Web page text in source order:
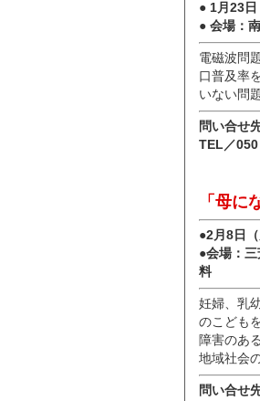
● 1月23
● 会場：
電磁波問
口普及率
いない問
問い合せ
TEL／
「母に
●2月8日
●会場：
料
妊婦、乳
のこども
障害のあ
地域社会
問い合せ